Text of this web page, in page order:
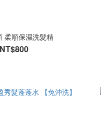
柔順保濕洗髮精